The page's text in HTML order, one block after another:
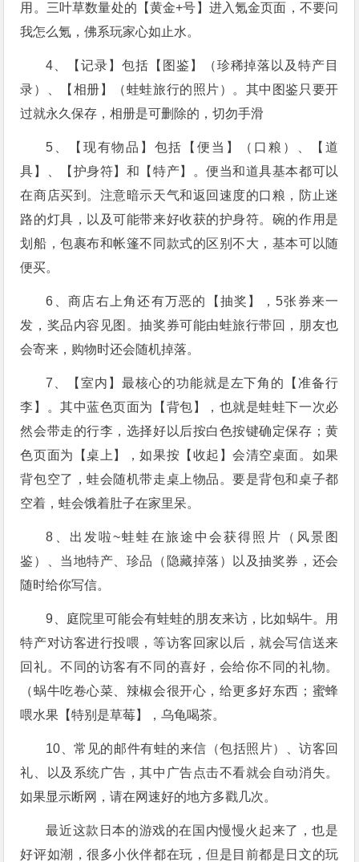
用。三叶草数量处的【黄金+号】进入氪金页面，不要问
我怎么氪，佛系玩家心如止水。
4、【记录】包括【图鉴】（珍稀掉落以及特产目
录）、【相册】（蛙蛙旅行的照片）。其中图鉴只要开
过就永久保存，相册是可删除的，切勿手滑
5、【现有物品】包括【便当】（口粮）、【道
具】、【护身符】和【特产】。便当和道具基本都可以
在商店买到。注意暗示天气和返回速度的口粮，防止迷
路的灯具，以及可能带来好收获的护身符。碗的作用是
划船，包裹布和帐篷不同款式的区别不大，基本可以随
便买。
6、商店右上角还有万恶的【抽奖】，5张券来一
发，奖品内容见图。抽奖券可能由蛙旅行带回，朋友也
会寄来，购物时还会随机掉落。
7、【室内】最核心的功能就是左下角的【准备行
李】。其中蓝色页面为【背包】，也就是蛙蛙下一次必
然会带走的行李，选择好以后按白色按键确定保存；黄
色页面为【桌上】，如果按【收起】会清空桌面。如果
背包空了，蛙会随机带走桌上物品。要是背包和桌子都
空着，蛙会饿着肚子在家里呆。
8、出发啦~蛙蛙在旅途中会获得照片（风景图
鉴）、当地特产、珍品（隐藏掉落）以及抽奖券，还会
随时给你写信。
9、庭院里可能会有蛙蛙的朋友来访，比如蜗牛。用
特产对访客进行投喂，等访客回家以后，就会写信送来
回礼。不同的访客有不同的喜好，会给你不同的礼物。
（蜗牛吃卷心菜、辣椒会很开心，给更多好东西；蜜蜂
喂水果【特别是草莓】，乌龟喝茶。
10、常见的邮件有蛙的来信（包括照片）、访客回
礼、以及系统广告，其中广告点击不看就会自动消失。
如果显示断网，请在网速好的地方多戳几次。
最近这款日本的游戏的在国内慢慢火起来了，也是
好评如潮，很多小伙伴都在玩，但是目前都是日文的玩